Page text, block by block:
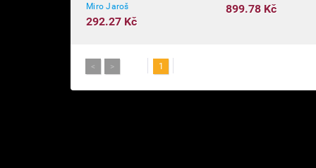
Miro Jaroš
292.27 Kč
899.78 Kč
< > 1